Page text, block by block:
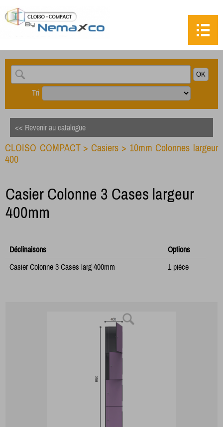
Tri
<< Revenir au catalogue
CLOISO COMPACT > Casiers > 10mm Colonnes largeur
400
Casier Colonne 3 Cases largeur
400mm
Déclinaisons
Options
Casier Colonne 3 Cases larg 400mm
1 pièce